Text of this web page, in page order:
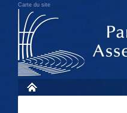
Carte du site